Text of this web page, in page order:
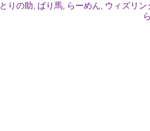
とりの助, ばり馬, らーめん, ウィズリン